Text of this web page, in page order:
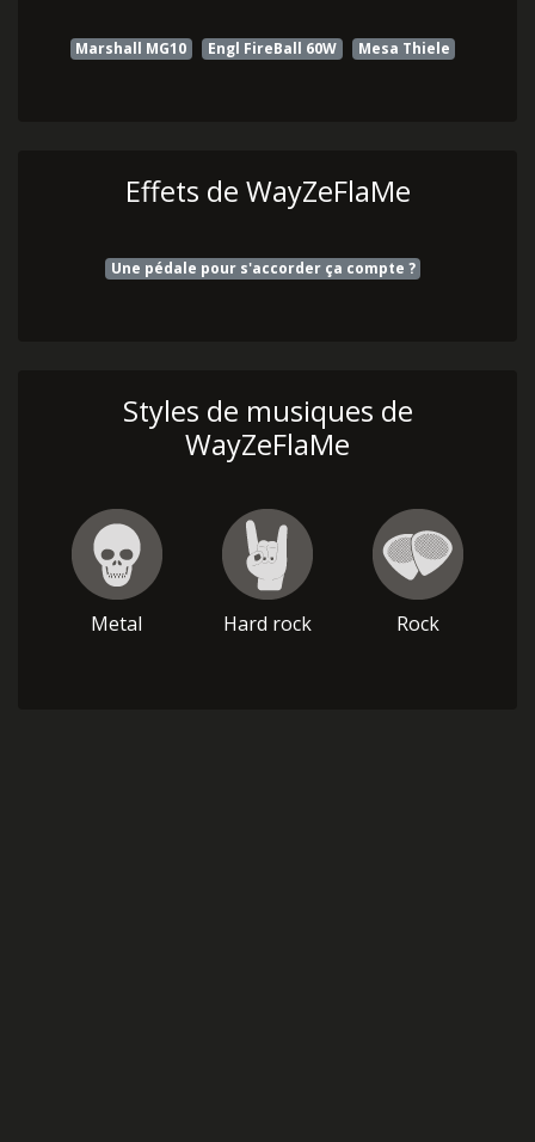
Marshall MG10 Engl FireBall 60W Mesa Thiele
Effets de WayZeFlaMe
Une pédale pour s'accorder ça compte ?
Styles de musiques de
WayZeFlaMe
Metal Hard rock Rock